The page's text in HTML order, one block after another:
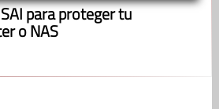
para proteger tu
o NAS